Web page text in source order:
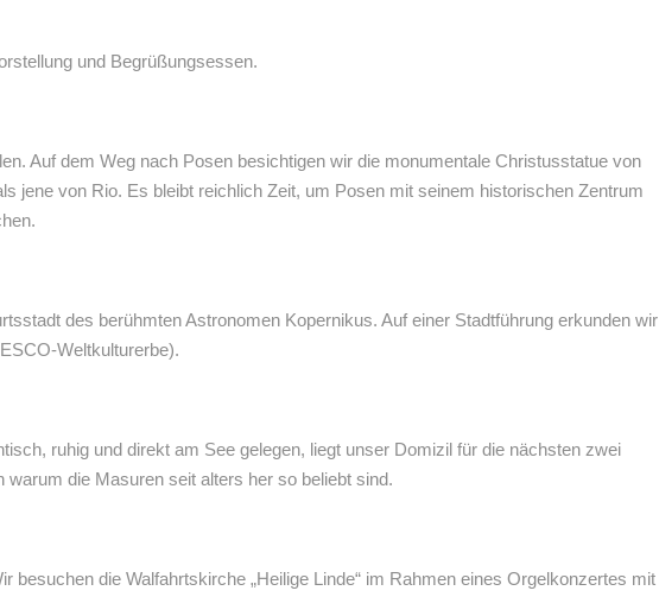
und Begrüßungsessen.
Auf dem Weg nach Posen besichtigen wir die monumentale Christusstatue von
jene von Rio. Es bleibt reichlich Zeit, um Posen mit seinem historischen Zentrum
des berühmten Astronomen Kopernikus. Auf einer Stadtführung erkunden wir
Weltkulturerbe).
ruhig und direkt am See gelegen, liegt unser Domizil für die nächsten zwei
warum die Masuren seit alters her so beliebt sind.
besuchen die Walfahrtskirche „Heilige Linde“ im Rahmen eines Orgelkonzertes mit